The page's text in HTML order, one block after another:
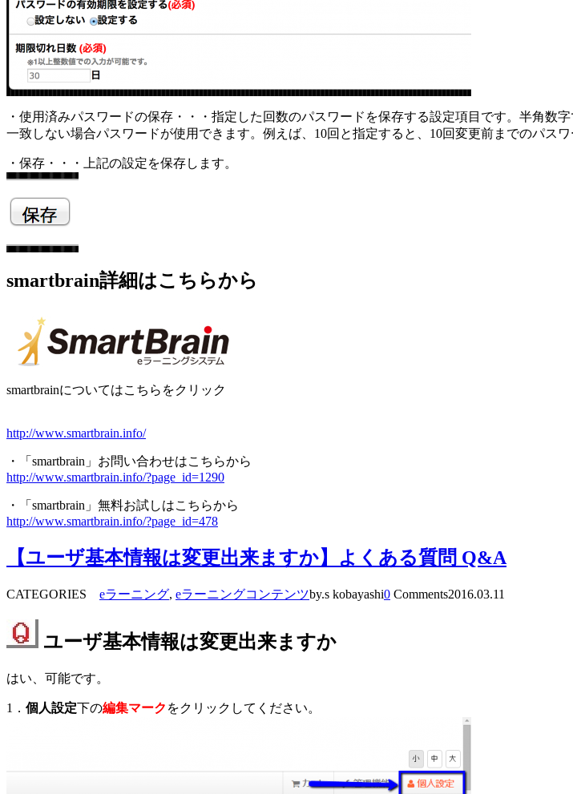
・使用済みパスワードの保存・・・指定した回数のパスワードを保存する設定項目です。半角数
一致しない場合パスワードが使用できます。例えば、10回と指定すると、10回変更前までのパス
・保存・・・上記の設定を保存します。
smartbrain詳細はこちらから
smartbrainについてはこちらをクリック
http://www.smartbrain.info/
・「smartbrain」お問い合わせはこちらから
http://www.smartbrain.info/?page_id=1290
・「smartbrain」無料お試しはこちらから
http://www.smartbrain.info/?page_id=478
【ユーザ基本情報は変更出来ますか】よくある質問 Q&A
CATEGORIES eラーニング, eラーニングコンテンツby.s kobayashi0 Comments2016.03.11
ユーザ基本情報は変更出来ますか
はい、可能です。
1． 個人設定下の編集マーク をクリックしてください。